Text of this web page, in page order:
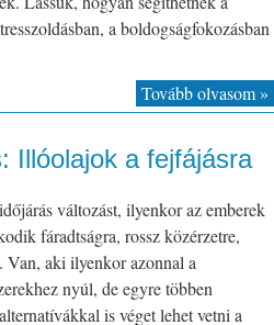
a boldogságfokozásban
Tovább olvasom »
Illóolajok a fejfájásra
változást, ilyenkor az emberek
fáradtságra, rossz közérzetre,
Van, aki ilyenkor azonnal a
nyúl, de egyre többen
is véget lehet vetni a